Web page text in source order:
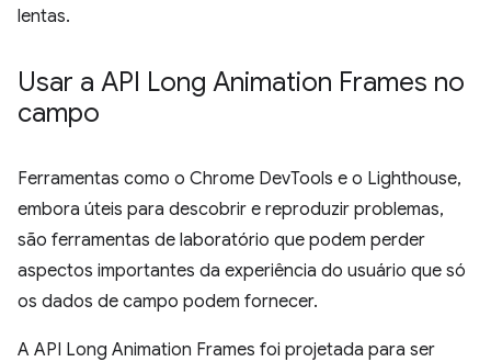
lentas.
Usar a API Long Animation Frames no
campo
Ferramentas como o Chrome DevTools e o Lighthouse,
embora úteis para descobrir e reproduzir problemas,
são ferramentas de laboratório que podem perder
aspectos importantes da experiência do usuário que só
os dados de campo podem fornecer.
A API Long Animation Frames foi projetada para ser